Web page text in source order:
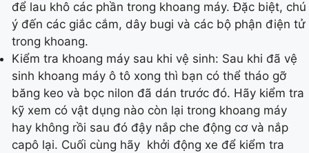
để lau khô các phần trong khoang máy. Đặc biệt, chú
ý đến các giắc cắm, dây bugi và các bộ phận điện tử
trong khoang.
Kiểm tra khoang máy sau khi vệ sinh: Sau khi đã vệ
sinh khoang máy ô tô xong thì bạn có thể tháo gỡ
băng keo và bọc nilon đã dán trước đó. Hãy kiểm tra
kỹ xem có vật dụng nào còn lại trong khoang máy
hay không rồi sau đó đậy nắp che động cơ và nắp
capô lại. Cuối cùng hãy khởi động xe để kiểm tra